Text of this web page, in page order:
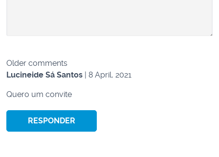
Comments
navigation
Older comments
Lucineide Sá Santos | 8 April, 2021
Quero um convite
RESPONDER